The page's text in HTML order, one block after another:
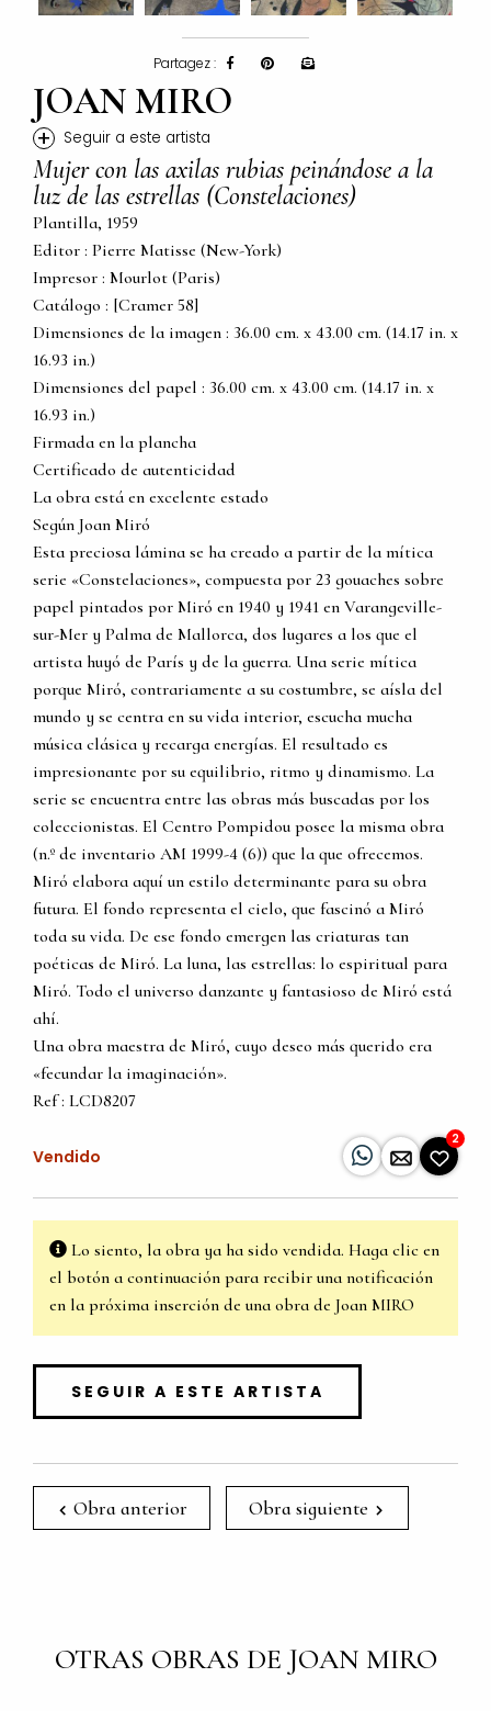
Partagez :
JOAN MIRO
+ Seguir a este artista
Mujer con las axilas rubias peinándose a la
luz de las estrellas (Constelaciones)
Plantilla, 1959
Editor : Pierre Matisse (New-York)
Impresor : Mourlot (Paris)
Catálogo : [Cramer 58]
Dimensiones de la imagen : 36.00 cm. x 43.00 cm. (14.17 in. x
16.93 in.)
Dimensiones del papel : 36.00 cm. x 43.00 cm. (14.17 in. x
16.93 in.)
Firmada en la plancha
Certificado de autenticidad
La obra está en excelente estado
Según Joan Miró
Esta preciosa lámina se ha creado a partir de la mítica
serie «Constelaciones», compuesta por 23 gouaches sobre
papel pintados por Miró en 1940 y 1941 en Varangeville-
sur-Mer y Palma de Mallorca, dos lugares a los que el
artista huyó de París y de la guerra. Una serie mítica
porque Miró, contrariamente a su costumbre, se aísla del
mundo y se centra en su vida interior, escucha mucha
música clásica y recarga energías. El resultado es
impresionante por su equilibrio, ritmo y dinamismo. La
serie se encuentra entre las obras más buscadas por los
coleccionistas. El Centro Pompidou posee la misma obra
(n.º de inventario AM 1999-4 (6)) que la que ofrecemos.
Miró elabora aquí un estilo determinante para su obra
futura. El fondo representa el cielo, que fascinó a Miró
toda su vida. De ese fondo emergen las criaturas tan
poéticas de Miró. La luna, las estrellas: lo espiritual para
Miró. Todo el universo danzante y fantasioso de Miró está
ahí.
Una obra maestra de Miró, cuyo deseo más querido era
«fecundar la imaginación».
Ref : LCD8207
Vendido
2
Lo siento, la obra ya ha sido vendida. Haga clic en
el botón a continuación para recibir una notificación
en la próxima inserción de una obra de Joan MIRO
SEGUIR A ESTE ARTISTA
Obra anterior Obra siguiente
OTRAS OBRAS DE JOAN MIRO